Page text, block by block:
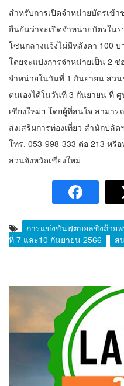
สำหรับการเปิดจำหน่ายบัตรเข้
ยืนยันว่าจะเปิดจำหน่ายบัตรใน
โซนกลางแจ้งไม่มีหลังคา 100
โดยจะแบ่งการจำหน่ายเป็น 2 ช่
จำหน่ายในวันที่ 1 กันยายน ส่ว
ตนเองได้ในวันที่ 3 กันยายน ที่
เชียงใหม่ฯ โดยผู้ที่สนใจ สามาร
ส่งเสริมการท่องเที่ยว สำนักปลั
โทร. 053-998-333 ต่อ 213 หรื
ส่วนจังหวัดเชียงใหม่
การแข่งขันฟุตบอลชิงถ้วยพ
ที่ 7 และ10 กันยายน 2566
ส